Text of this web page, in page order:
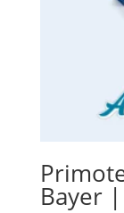
Bayer